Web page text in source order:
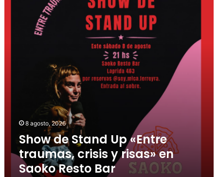
8 agosto, 2026
Show de Stand Up «Entre
traumas, crisis y risas» en
Saoko Resto Bar